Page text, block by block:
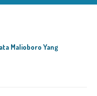
Malioboro Yang